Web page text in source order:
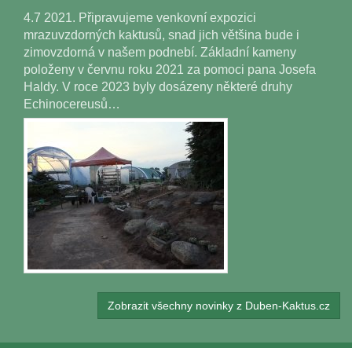
4.7 2021. Připravujeme venkovní expozici
mrazuvzdorných kaktusů, snad jich většina bude i
zimovzdorná v našem podnebí. Základní kameny
položeny v červnu roku 2021 za pomoci pana Josefa
Haldy. V roce 2023 byly dosázeny některé druhy
Echinocereusů…
Zobrazit všechny novinky z Duben-Kaktus.cz